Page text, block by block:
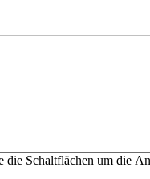
Schaltflächen um die